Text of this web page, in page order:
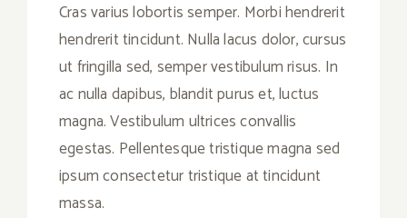
Cras varius lobortis semper. Morbi hendrerit
hendrerit tincidunt. Nulla lacus dolor, cursus
ut fringilla sed, semper vestibulum risus. In
ac nulla dapibus, blandit purus et, luctus
magna. Vestibulum ultrices convallis
egestas. Pellentesque tristique magna sed
ipsum consectetur tristique at tincidunt
massa.